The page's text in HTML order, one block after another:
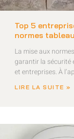
Top 5
normes
La mise aux
garantir la sécurité
et entreprises. À
LIRE LA SUITE »